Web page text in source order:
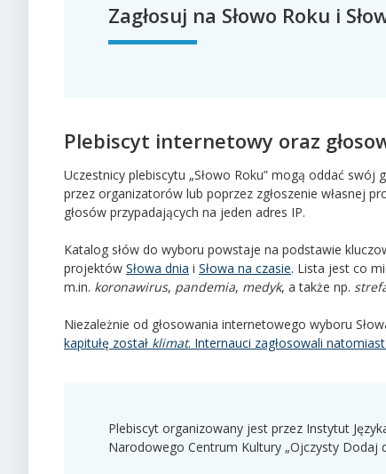
Zagłosuj na Słowo Roku i
Plebiscyt internetowy oraz
Uczestnicy plebiscytu „Słowo Roku” mogą oddać
przez organizatorów lub poprzez zgłoszenie własnej
głosów przypadających na jeden adres IP.
Katalog słów do wyboru powstaje na podstawie
projektów Słowa dnia i Słowa na czasie. Lista jest co
m.in. koronawirus, pandemia, medyk, a także np.
Niezależnie od głosowania internetowego wyboru
kapitułę został klimat. Internauci zagłosowali
Plebiscyt organizowany jest przez Instytut
Narodowego Centrum Kultury „Ojczysty Dodaj